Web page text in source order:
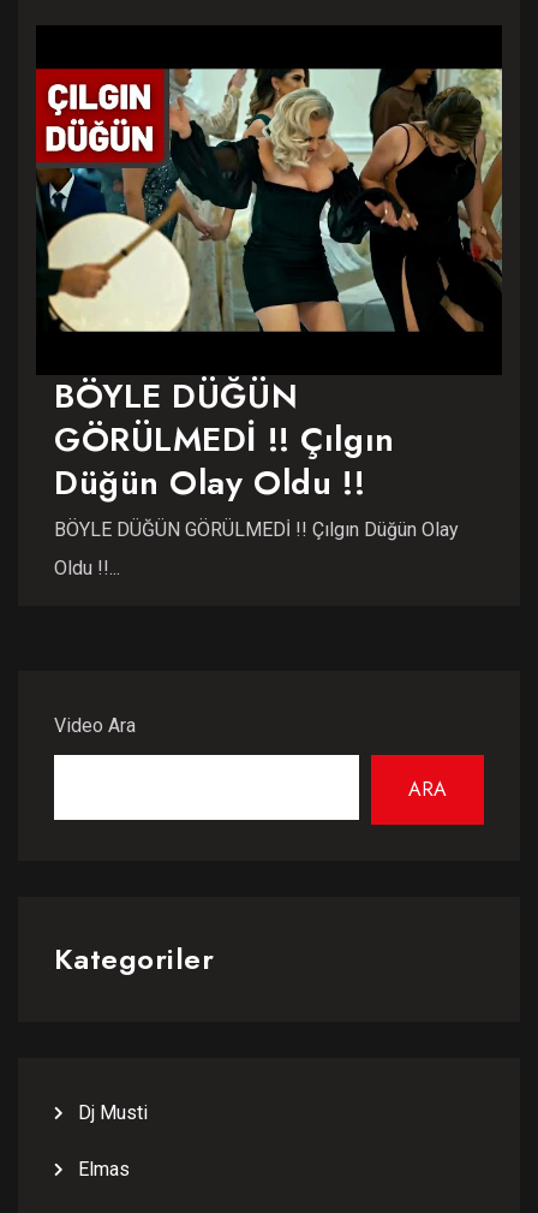
BÖYLE DÜĞÜN
GÖRÜLMEDİ !! Çılgın
Düğün Olay Oldu !!
BÖYLE DÜĞÜN GÖRÜLMEDİ !! Çılgın Düğün Olay
Oldu !!...
Video Ara
ARA
Kategoriler
Dj Musti
Elmas